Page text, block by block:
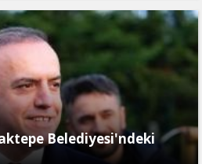
Belediyesi'ndeki